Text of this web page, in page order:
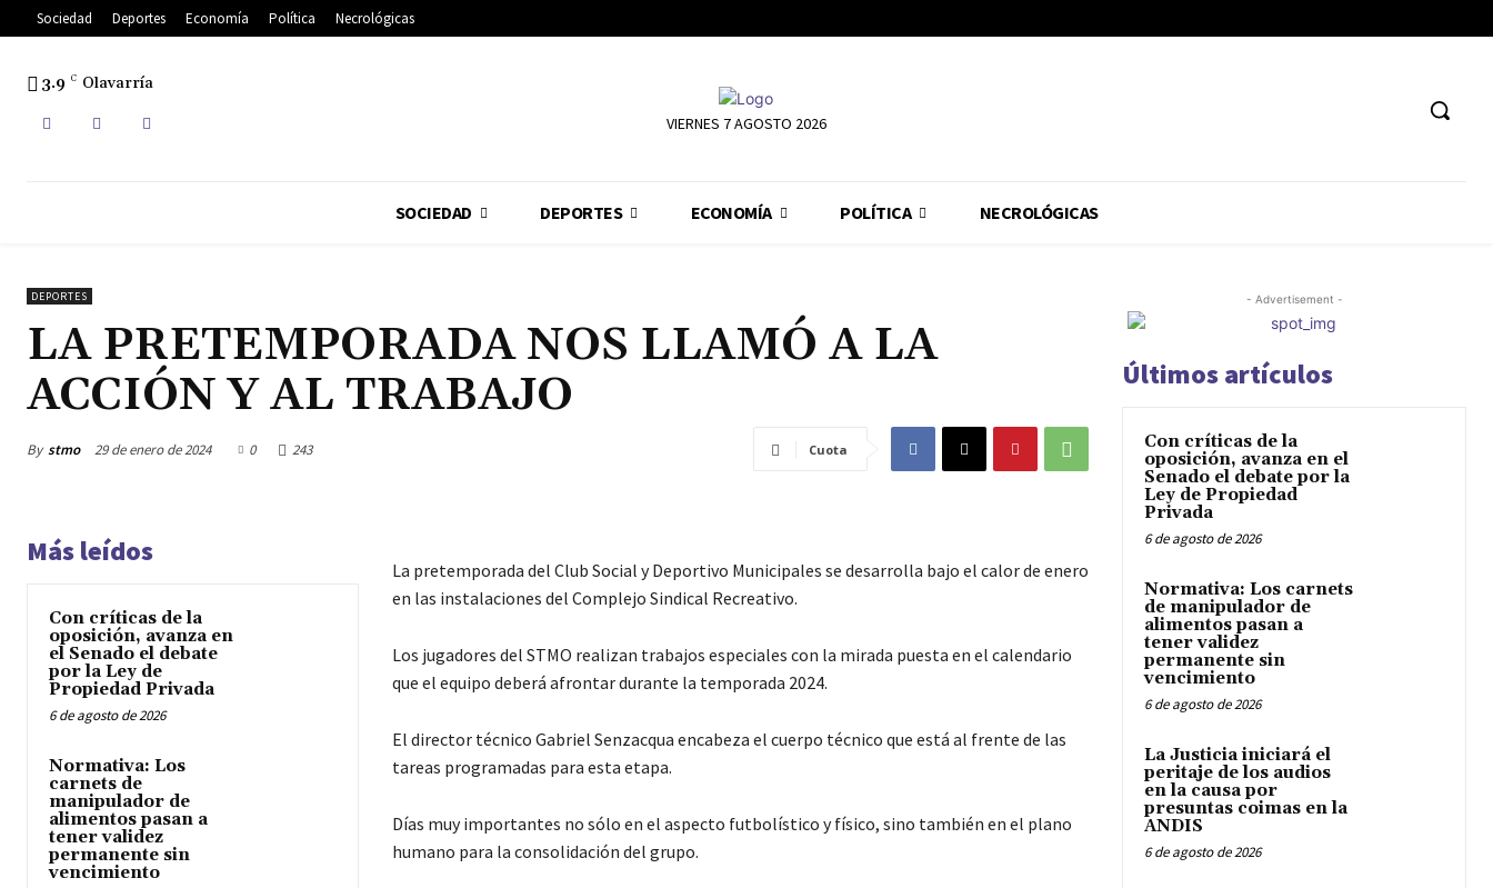
Sociedad Deportes Economía Política Necrológicas
3.9 C Olavarría
VIERNES 7 AGOSTO 2026
SOCIEDAD DEPORTES ECONOMÍA POLÍTICA NECROLÓGICAS
DEPORTES
LA PRETEMPORADA NOS LLAMÓ A LA
ACCIÓN Y AL TRABAJO
By stmo 29 de enero de 2024 0 243 Cuota
Más leídos
Con críticas de la
oposición, avanza en
el Senado el debate
por la Ley de
Propiedad Privada
6 de agosto de 2026
Normativa: Los
carnets de
manipulador de
alimentos pasan a
tener validez
permanente sin
vencimiento
La pretemporada del Club Social y Deportivo Municipales se desarrolla bajo el calor de enero
en las instalaciones del Complejo Sindical Recreativo.
Los jugadores del STMO realizan trabajos especiales con la mirada puesta en el calendario
que el equipo deberá afrontar durante la temporada 2024.
El director técnico Gabriel Senzacqua encabeza el cuerpo técnico que está al frente de las
tareas programadas para esta etapa.
Días muy importantes no sólo en el aspecto futbolístico y físico, sino también en el plano
humano para la consolidación del grupo.
- Advertisement -
Últimos artículos
Con críticas de la
oposición, avanza en el
Senado el debate por la
Ley de Propiedad
Privada
6 de agosto de 2026
Normativa: Los carnets
de manipulador de
alimentos pasan a
tener validez
permanente sin
vencimiento
6 de agosto de 2026
La Justicia iniciará el
peritaje de los audios
en la causa por
presuntas coimas en la
ANDIS
6 de agosto de 2026